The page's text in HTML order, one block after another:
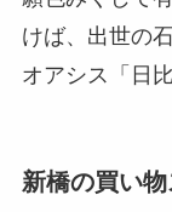
けば、出世の
オアシス「日
新橋の買い